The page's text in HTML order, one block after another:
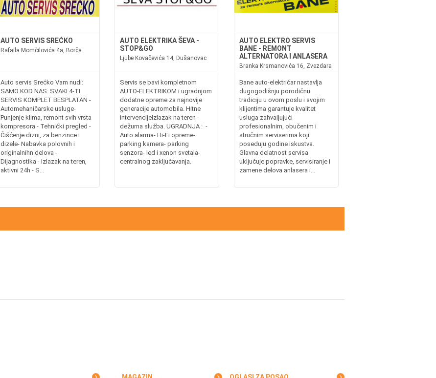
AUTO SERVIS SREĆKO
Rafaila Momčilovića 4a, Borča
Auto servis Srećko Vam nudi:
SAMO KOD NAS: SVAKI 4-TI
SERVIS KOMPLET BESPLATAN -
Automehaničarske usluge-
Punjenje klima, remont svih vrsta
kompresora - Tehnički pregled -
Čišćenje dizni, za benzince i
dizele- Nabavka polovnih i
originalnihn delova -
Dijagnostika - Izlazak na teren,
aktivni 24h - S...
AUTO ELEKTRIKA ŠEVA -
STOP&GO
Ljube Kovačevića 14, Dušanovac
Servis se bavi kompletnom
AUTO-ELEKTRIKOM i ugradnjom
dodatne opreme za najnovije
generacije automobila. Hitne
intervencijeIzlazak na teren -
dežurna služba. UGRADNJA : -
Auto alarma- Hi-Fi opreme-
parking kamera- parking
senzora- led i xenon svetala-
centralnog zaključavanja.
AUTO ELEKTRO SERVIS
BANE - REMONT
ALTERNATORA I ANLASERA
Branka Krsmanovića 16, Zvezdara
Bane auto-električar nastavlja
dugogodišnju porodičnu
tradiciju u ovom poslu i svojim
klijentima garantuje kvalitet
usluga zahvaljujući
profesionalnim, obučenim i
stručnim serviserima koji
poseduju godine iskustva.
Glavna delatnost servisa
uključuje popravke, servisiranje i
zamene delova anlasera i...